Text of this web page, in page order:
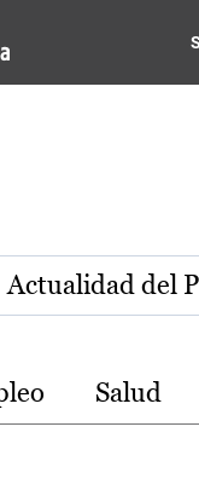
de
Actualidad del
Salud